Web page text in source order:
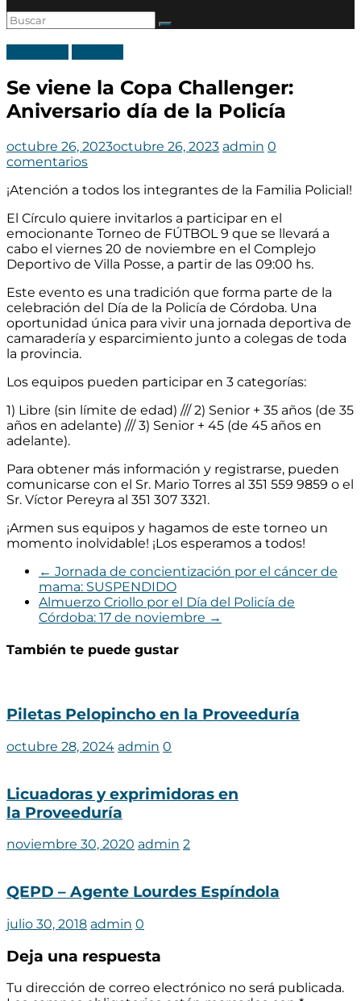
Se viene la Copa Challenger:
Aniversario día de la Policía
octubre 26, 2023octubre 26, 2023 admin 0
comentarios
¡Atención a todos los integrantes de la Familia Policial!
El Círculo quiere invitarlos a participar en el
emocionante Torneo de FÚTBOL 9 que se llevará a
cabo el viernes 20 de noviembre en el Complejo
Deportivo de Villa Posse, a partir de las 09:00 hs.
Este evento es una tradición que forma parte de la
celebración del Día de la Policía de Córdoba. Una
oportunidad única para vivir una jornada deportiva de
camaradería y esparcimiento junto a colegas de toda
la provincia.
Los equipos pueden participar en 3 categorías:
1) Libre (sin límite de edad) /// 2) Senior + 35 años (de 35
años en adelante) /// 3) Senior + 45 (de 45 años en
adelante).
Para obtener más información y registrarse, pueden
comunicarse con el Sr. Mario Torres al 351 559 9859 o el
Sr. Víctor Pereyra al 351 307 3321.
¡Armen sus equipos y hagamos de este torneo un
momento inolvidable! ¡Los esperamos a todos!
← Jornada de concientización por el cáncer de
mama: SUSPENDIDO
Almuerzo Criollo por el Día del Policía de
Córdoba: 17 de noviembre →
También te puede gustar
Piletas Pelopincho en la Proveeduría
octubre 28, 2024 admin 0
Licuadoras y exprimidoras en
la Proveeduría
noviembre 30, 2020 admin 2
QEPD – Agente Lourdes Espíndola
julio 30, 2018 admin 0
Deja una respuesta
Tu dirección de correo electrónico no será publicada.